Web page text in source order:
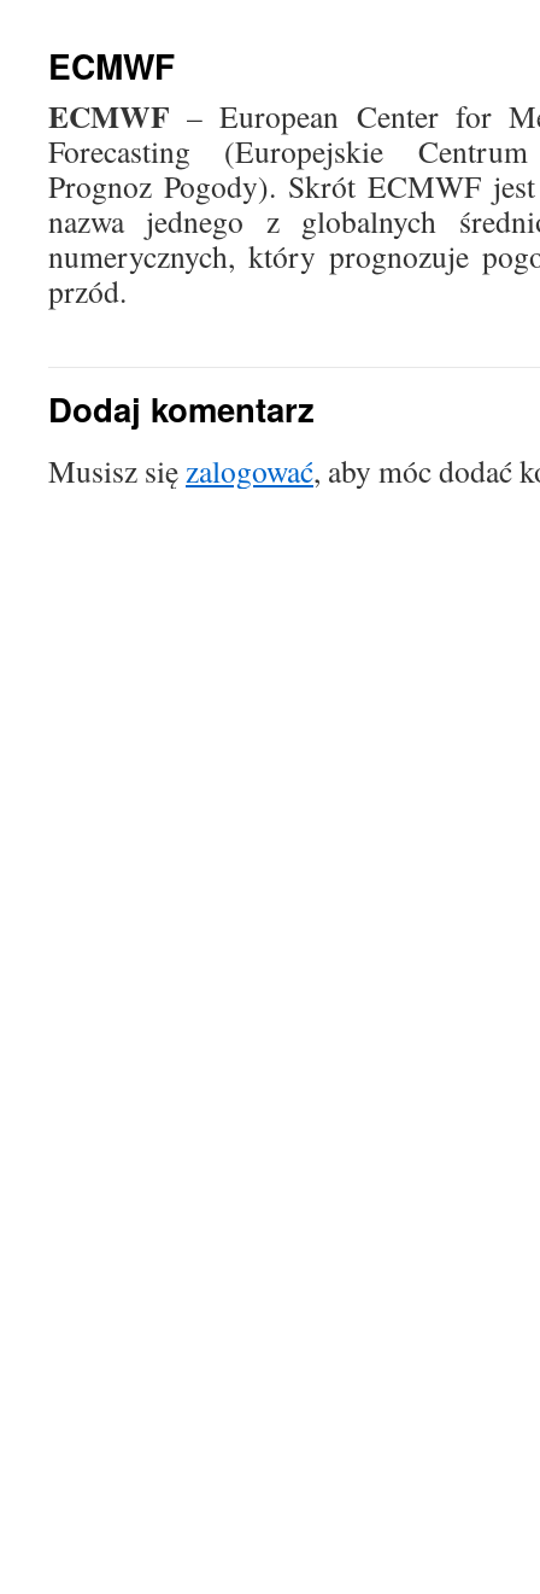
ECMWF
ECMWF – European Center for
Forecasting (Europejskie
Prognoz Pogody). Skrót ECMWF
nazwa jednego z globalnych
numerycznych, który prognozuje
przód.
Dodaj komentarz
Musisz sięzalogować, aby móc dodać